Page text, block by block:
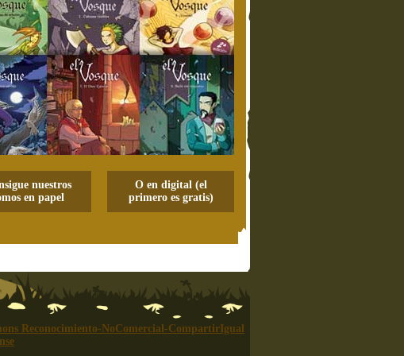
nuestros
en papel
O en digital (el
primero es gratis)
Reconocimiento-NoComercial-CompartirIgual